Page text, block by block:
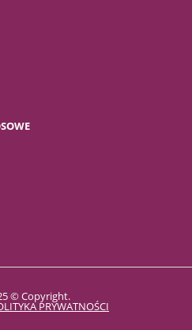
© Copyright.
PRYWATNOŚCI